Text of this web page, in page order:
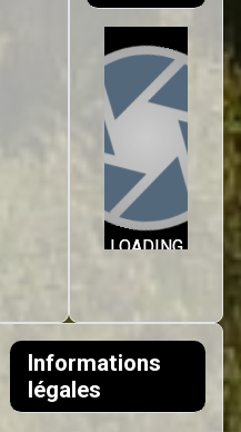
Informations
légales